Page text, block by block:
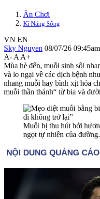
Ăn Chơi
Kĩ Năng Sống
VN EN
Sky Nguyen 08/07/26 09:45am
A- A A+
Mùa hè đến, muỗi sinh sôi
và lo ngại về các dịch bệnh
nhang muỗi hay bình xịt hó‌a
muỗi thần thánh“ từ bia và
Muỗi bị thu hút bởi
ngọt tự nhiên của đường.